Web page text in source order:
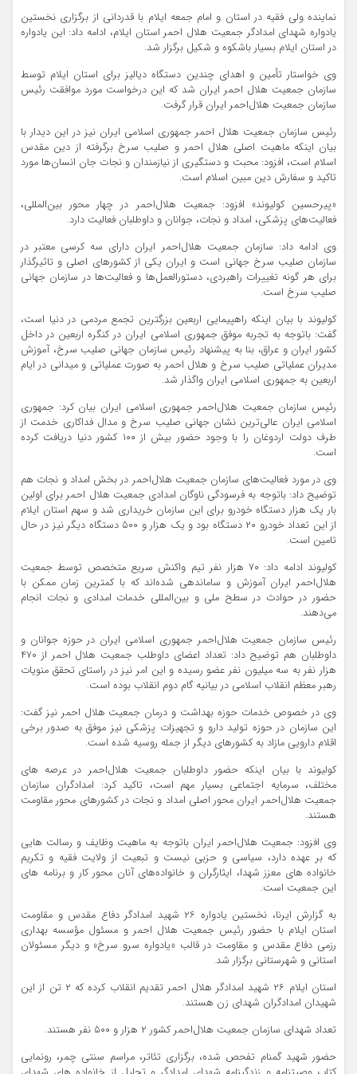
نماینده ولی فقیه در استان و امام جمعه ایلام با قدردانی از برگزاری نخستین
یادواره شهدای امدادگر جمعیت هلال احمر استان ایلام، ادامه داد: این یادواره
در استان ایلام بسیار باشکوه و شکیل برگزار شد.
وی خواستار تأمین و اهدای چندین دستگاه دیالیز برای استان ایلام توسط
سازمان جمعیت هلال‌ احمر ایران شد که این درخواست مورد موافقت رئیس
سازمان جمعیت هلال‌احمر ایران قرار گرفت.
رئیس سازمان جمعیت هلال‌ احمر جمهوری اسلامی ایران نیز در این دیدار با
بیان اینکه ماهیت اصلی هلال احمر و صلیب سرخ برگرفته از دین مقدس
اسلام است، افزود: محبت و دستگیری از نیازمندان و نجات جان انسان‌ها مورد
تاکید و سفارش دین مبین اسلام است.
«پیرحسین کولیوند» افزود: جمعیت هلال‌احمر در چهار محور بین‌المللی،
فعالیت‌های پزشکی، امداد و نجات، جوانان و داوطلبان فعالیت دارد.
وی ادامه داد: سازمان جمعیت هلال‌احمر ایران دارای سه کرسی معتبر در
سازمان صلیب سرخ جهانی است و ایران یکی از کشورهای اصلی و تاثیرگذار
برای هر گونه تغییرات راهبردی، دستورالعمل‌ها و فعالیت‌ها در سازمان جهانی
صلیب سرخ است.
کولیوند با بیان اینکه راهپیمایی اربعین بزرگترین تجمع مردمی در دنیا است،
گفت: باتوجه به تجربه موفق جمهوری اسلامی ایران در کنگره اربعین در داخل
کشور ایران و عراق، بنا به پیشنهاد رئیس سازمان جهانی صلیب سرخ، آموزش
مدیران عملیاتی صلیب سرخ و هلال احمر به صورت عملیاتی و میدانی در ایام
اربعین به جمهوری اسلامی ایران واگذار شد.
رئیس سازمان جمعیت هلال‌احمر جمهوری اسلامی ایران بیان کرد: جمهوری
اسلامی ایران عالی‌ترین نشان جهانی صلیب سرخ و مدال فداکاری خدمت از
طرف دولت اردوغان را با وجود حضور بیش از ۱۰۰ کشور دنیا دریافت کرده
است.
وی در مورد فعالیت‌های سازمان جمعیت هلال‌احمر در بخش امداد و نجات هم
توضیح داد: باتوجه به فرسودگی ناوگان امدادی جمعیت هلال احمر برای اولین
بار یک هزار دستگاه خودرو برای این سازمان خریداری شد و سهم استان ایلام
از این تعداد خودرو ۲۰ دستگاه‌ بود و یک هزار و ۵۰۰ دستگاه دیگر نیز در حال
تامین است.
کولیوند ادامه داد: ۷۰ هزار نفر تیم واکنش سریع متخصص توسط جمعیت
هلال‌احمر ایران آموزش و ساماندهی شده‌اند که با کمترین زمان ممکن با
حضور در حوادث در سطح ملی و بین‌المللی خدمات امدادی و نجات انجام
می‌دهند.
رئیس سازمان جمعیت هلال‌احمر جمهوری اسلامی ایران در حوزه جوانان و
داوطلبان هم توضیح داد: تعداد اعضای داوطلب جمعیت هلال احمر از ۴۷۰
هزار نفر به سه میلیون نفر عضو رسیده و این امر نیز در راستای تحقق منویات
رهبر معظم انقلاب اسلامی در بیانیه گام دوم انقلاب بوده است.
وی در خصوص خدمات حوزه بهداشت و درمان جمعیت هلال احمر نیز گفت:
این سازمان در حوزه تولید دارو و تجهیزات پزشکی نیز موفق به صدور برخی
اقلام دارویی مازاد به کشورهای دیگر از جمله روسیه شده است.
کولیوند با بیان اینکه حضور داوطلبان جمعیت هلال‌احمر در عرصه های
مختلف، سرمایه اجتماعی بسیار مهم است، تاکید کرد: امدادگران سازمان
جمعیت هلال‌احمر ایران محور اصلی امداد و نجات در کشورهای محور مقاومت
هستند.
وی افزود: جمعیت هلال‌احمر ایران باتوجه به ماهیت وظایف و رسالت هایی
که بر عهده دارد، سیاسی و حزبی نیست و تبعیت از ولایت فقیه و تکریم
خانواده های معزز شهدا، ایثارگران و خانواده‌های آنان محور کار و برنامه های
این جمعیت است.
به گزارش ایرنا، نخستین یادواره ۲۶ شهید امدادگر دفاع مقدس و مقاومت
استان ایلام با حضور رئیس جمعیت هلال احمر و مسئول مؤسسه بهداری
رزمی دفاع مقدس و مقاومت در قالب «یادواره سرو سرخ» و دیگر مسئولان
استانی و شهرستانی برگزار شد.
استان ایلام ۲۶ شهید امدادگر هلال احمر تقدیم انقلاب کرده که ۲ تن از این
شهیدان امدادگران شهدای زن هستند.
تعداد شهدای سازمان جمعیت هلال‌احمر کشور ۲ هزار و ۵۰۰ نفر هستند.
حضور شهید گمنام تفحص شده، برگزاری تئاتر، مراسم سنتی چمر، رونمایی